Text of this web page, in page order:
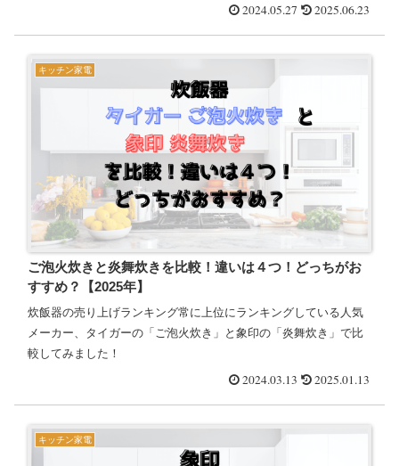
器シリーズ＜ご泡火炊き＞の新モデル「J...2024.05.27 2025.06.23
キッチン家電
ご泡火炊きと炎舞炊きを比較！違いは４つ！どっちがお
すすめ？【2025年】
炊飯器の売り上げランキング常に上位にランキングしている人気
メーカー、タイガーの「ご泡火炊き」と象印の「炎舞炊き」で比
較してみました！
2024.03.13 2025.01.13
キッチン家電